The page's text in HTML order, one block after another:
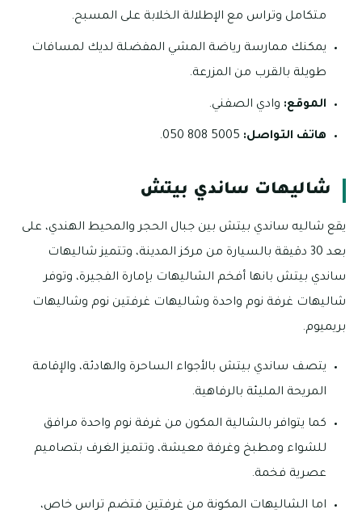
متكامل وتراس مع الإطلالة الخلابة على المسبح.
يمكنك ممارسة رياضة المشي المفضلة لديك لمسافات
طويلة بالقرب من المزرعة.
الموقع: وادي الصفني.
هاتف التواصل: 5005 808 050.
شاليهات ساندي بيتش
يقع شاليه ساندي بيتش بين جبال الحجر والمحيط الهندي، على
بعد 30 دقيقة بالسيارة من مركز المدينة، وتتميز شاليهات
ساندي بيتش بانها أفخم الشاليهات بإمارة الفجيرة، وتوفر
شاليهات غرفة نوم واحدة وشاليهات غرفتين نوم وشاليهات
بريميوم.
يتصف ساندي بيتش بالأجواء الساحرة والهادئة، والإقامة
المريحة المليئة بالرفاهية.
كما يتوافر بالشالية المكون من غرفة نوم واحدة مرافق
للشواء ومطبخ وغرفة معيشة، وتتميز الغرف بتصاميم
عصرية فخمة.
اما الشاليهات المكونة من غرفتين فتضم تراس خاص،